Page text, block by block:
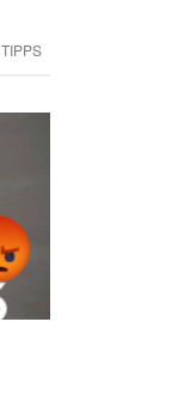
TIPPS